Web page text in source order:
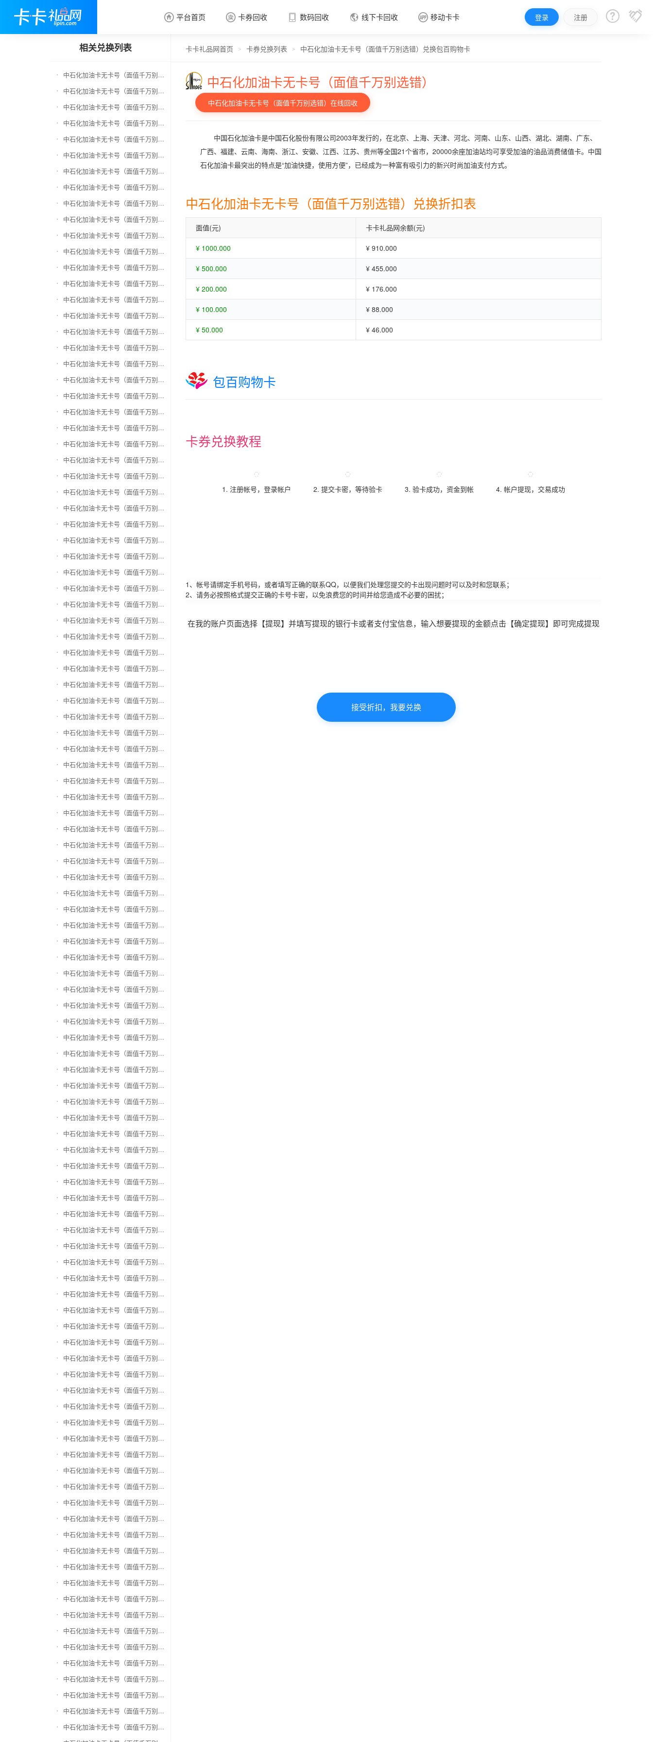
 平台首页  卡券回收
 卡券回收
 数码回收  线下卡回收  移动卡卡 登录 注册  
相关兑换列表
中石化加油卡无卡号（面值千万别选错）兑换京东E卡
中石化加油卡无卡号（面值千万别选错）兑换中石化加油卡
中石化加油卡无卡号（面值千万别选错）兑换移动充值卡（面值千万别选错）
中石化加油卡无卡号（面值千万别选错）兑换联通充值卡（面值千万别选错）
中石化加油卡无卡号（面值千万别选错）兑换电信充值卡（面值千万别选错）
中石化加油卡无卡号（面值千万别选错）兑换京东钢镚
中石化加油卡无卡号（面值千万别选错）兑换中石油全国充值卡
中石化加油卡无卡号（面值千万别选错）兑换京东领货码
中石化加油卡无卡号（面值千万别选错）兑换京东超市卡
中石化加油卡无卡号（面值千万别选错）兑换苏宁易购礼品卡
中石化加油卡无卡号（面值千万别选错）兑换骏网一卡通
中石化加油卡无卡号（面值千万别选错）兑换骏网乐充
中石化加油卡无卡号（面值千万别选错）兑换汇元智付卡
中石化加油卡无卡号（面值千万别选错）兑换携程任我行
中石化加油卡无卡号（面值千万别选错）兑换中欣卡(中欣通卡)
中石化加油卡无卡号（面值千万别选错）兑换盛大一卡通
中石化加油卡无卡号（面值千万别选错）兑换网易一卡通
中石化加油卡无卡号（面值千万别选错）兑换天宏一卡通（易冲天宏卡）
中石化加油卡无卡号（面值千万别选错）兑换巨人一卡通(征途卡)
中石化加油卡无卡号（面值千万别选错）兑换美团礼品卡
中石化加油卡无卡号（面值千万别选错）兑换(百联卡)联华ok卡
中石化加油卡无卡号（面值千万别选错）兑换资和信
中石化加油卡无卡号（面值千万别选错）兑换沃尔玛购物卡
中石化加油卡无卡号（面值千万别选错）兑换和信通
中石化加油卡无卡号（面值千万别选错）兑换拉卡拉沃尔玛
中石化加油卡无卡号（面值千万别选错）兑换携程任我游
中石化加油卡无卡号（面值千万别选错）兑换中银通支付(银联购物卡)
中石化加油卡无卡号（面值千万别选错）兑换瑞祥商联卡
中石化加油卡无卡号（面值千万别选错）兑换家乐福超市卡
中石化加油卡无卡号（面值千万别选错）兑换Q币卡
中石化加油卡无卡号（面值千万别选错）兑换联通积分Q币
中石化加油卡无卡号（面值千万别选错）兑换完美一卡通
中石化加油卡无卡号（面值千万别选错）兑换久游一卡通
中石化加油卡无卡号（面值千万别选错）兑换搜狐一卡通
中石化加油卡无卡号（面值千万别选错）兑换中国区苹果充值卡
中石化加油卡无卡号（面值千万别选错）兑换账号内Q币寄售（维护中）
中石化加油卡无卡号（面值千万别选错）兑换唯品会礼品卡(唯品卡)
中石化加油卡无卡号（面值千万别选错）兑换万商卡
中石化加油卡无卡号（面值千万别选错）兑换飞银彩虹卡
中石化加油卡无卡号（面值千万别选错）兑换天猫超市卡/享淘卡
中石化加油卡无卡号（面值千万别选错）兑换万里通积分卡
中石化加油卡无卡号（面值千万别选错）兑换壹钱包(壹卡会)
中石化加油卡无卡号（面值千万别选错）兑换去哪儿礼品卡
中石化加油卡无卡号（面值千万别选错）兑换阳光卡(阳光爱车)
中石化加油卡无卡号（面值千万别选错）兑换华润万家购物卡
中石化加油卡无卡号（面值千万别选错）兑换华润苏果卡(苏果超市卡)（维护 请暂停提交）
中石化加油卡无卡号（面值千万别选错）兑换天虹购物卡
中石化加油卡无卡号（面值千万别选错）兑换盒马生鲜礼品卡
中石化加油卡无卡号（面值千万别选错）兑换屈臣氏
中石化加油卡无卡号（面值千万别选错）兑换大润发购物卡
中石化加油卡无卡号（面值千万别选错）兑换银泰百货银泰卡
中石化加油卡无卡号（面值千万别选错）兑换物美/美通卡
中石化加油卡无卡号（面值千万别选错）兑换世纪联华充值卡(杭州联华)
中石化加油卡无卡号（面值千万别选错）兑换重百世纪卡(重庆百货)
中石化加油卡无卡号（面值千万别选错）兑换南京中央商场购物卡
中石化加油卡无卡号（面值千万别选错）兑换银座购物卡（黑卡）
中石化加油卡无卡号（面值千万别选错）兑换叮咚买菜（限通用礼品卡）
中石化加油卡无卡号（面值千万别选错）兑换上海家化卡
中石化加油卡无卡号（面值千万别选错）兑换山东一卡通
中石化加油卡无卡号（面值千万别选错）兑换大众E卡通
中石化加油卡无卡号（面值千万别选错）兑换杭州市民卡
中石化加油卡无卡号（面值千万别选错）兑换驴妈妈礼品卡
中石化加油卡无卡号（面值千万别选错）兑换永辉超市卡（限实体卡）
中石化加油卡无卡号（面值千万别选错）兑换中百超市购物卡
中石化加油卡无卡号（面值千万别选错）兑换爱奇艺会员激活码
中石化加油卡无卡号（面值千万别选错）兑换腾讯视频会员激活码
中石化加油卡无卡号（面值千万别选错）兑换优酷会员激活码
中石化加油卡无卡号（面值千万别选错）兑换搜狐视频
中石化加油卡无卡号（面值千万别选错）兑换芒果TV
中石化加油卡无卡号（面值千万别选错）兑换QQ音乐
中石化加油卡无卡号（面值千万别选错）兑换酷狗音乐
中石化加油卡无卡号（面值千万别选错）兑换周黑鸭
中石化加油卡无卡号（面值千万别选错）兑换一号店礼品卡
中石化加油卡无卡号（面值千万别选错）兑换亚马逊（只要实体卡）
中石化加油卡无卡号（面值千万别选错）兑换中粮我买网礼品卡
中石化加油卡无卡号（面值千万别选错）兑换当当礼品卡
中石化加油卡无卡号（面值千万别选错）兑换国美红券
中石化加油卡无卡号（面值千万别选错）兑换盛付通卡
中石化加油卡无卡号（面值千万别选错）兑换付费通
中石化加油卡无卡号（面值千万别选错）兑换得仕通卡
中石化加油卡无卡号（面值千万别选错）兑换便利通卡
中石化加油卡无卡号（面值千万别选错）兑换同程旅游卡
中石化加油卡无卡号（面值千万别选错）兑换万能消费卡
中石化加油卡无卡号（面值千万别选错）兑换生活杉德卡
中石化加油卡无卡号（面值千万别选错）兑换世通卡
中石化加油卡无卡号（面值千万别选错）兑换商盟卡
中石化加油卡无卡号（面值千万别选错）兑换赢点生活卡
中石化加油卡无卡号（面值千万别选错）兑换智惠卡
中石化加油卡无卡号（面值千万别选错）兑换途牛商旅卡
中石化加油卡无卡号（面值千万别选错）兑换天天一卡通
中石化加油卡无卡号（面值千万别选错）兑换(易初)卜蜂莲花礼品卡
中石化加油卡无卡号（面值千万别选错）兑换神州运通超级卡(运通网购卡)
中石化加油卡无卡号（面值千万别选错）兑换中石油省卡
中石化加油卡无卡号（面值千万别选错）兑换必胜客
中石化加油卡无卡号（面值千万别选错）兑换星巴克
中石化加油卡无卡号（面值千万别选错）兑换哈根达斯电子券
中石化加油卡无卡号（面值千万别选错）兑换平安1768欢乐豆
中石化加油卡无卡号（面值千万别选错）兑换金山一卡通
中石化加油卡无卡号（面值千万别选错）兑换汉购通
中石化加油卡无卡号（面值千万别选错）兑换肯德基
中石化加油卡无卡号（面值千万别选错）兑换CoCo
中石化加油卡无卡号（面值千万别选错）兑换COSTA
中石化加油卡无卡号（面值千万别选错）兑换滴滴打车
中石化加油卡无卡号（面值千万别选错）兑换锦江e卡通(锦江一卡通)
卡卡礼品网首页 > 卡券兑换列表 > 中石化加油卡无卡号（面值千万别选错）兑换包百购物卡
中石化加油卡无卡号（面值千万别选错）
中石化加油卡无卡号（面值千万别选错）在线回收
中国石化加油卡是中国石化股份有限公司2003年发行的，在北京、上海、天津、河北、河南、山东、山西、湖北、湖南、广东、
广西、福建、云南、海南、浙江、安徽、江西、江苏、贵州等全国21个省市，20000余座加油站均可享受加油的油品消费储值卡。中国
石化加油卡最突出的特点是“加油快捷，使用方便”，已经成为一种富有吸引力的新兴时尚加油支付方式。
中石化加油卡无卡号（面值千万别选错）兑换折扣表
面值(元) 卡卡礼品网余额(元)
¥ 1000.000 ¥ 910.000
¥ 500.000 ¥ 455.000
¥ 200.000 ¥ 176.000
¥ 100.000 ¥ 88.000
¥ 50.000 ¥ 46.000
包百购物卡
卡券兑换教程
1. 注册帐号，登录帐户 2. 提交卡密，等待验卡 3. 验卡成功，资金到帐 4. 帐户提现，交易成功
1、帐号请绑定手机号码，或者填写正确的联系QQ，以便我们处理您提交的卡出现问题时可以及时和您联系；
2、请务必按照格式提交正确的卡号卡密，以免浪费您的时间并给您造成不必要的困扰；
在我的账户页面选择【提现】并填写提现的银行卡或者支付宝信息，输入想要提现的金额点击【确定提现】即可完成提现
接受折扣，我要兑换